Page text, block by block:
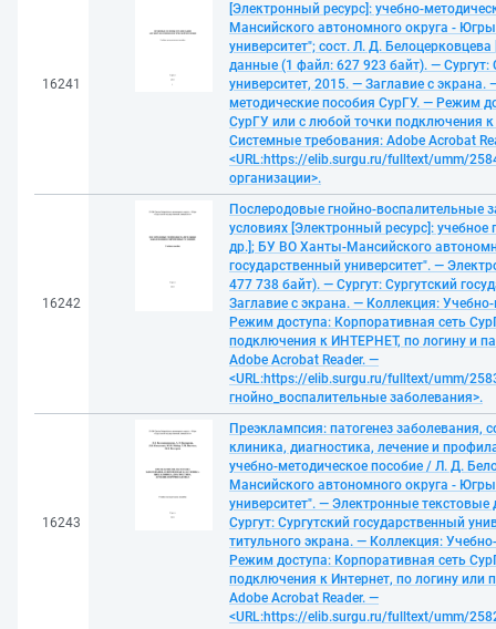
16241
[Электронный ресурс]: учебно-
Мансийского автономного округа -
университет"; сост. Л. Д.
данные (1 файл: 627 923 байт). — Сургут:
университет, 2015. — Заглавие с
методические пособия СурГУ. — Режим
СурГУ или с любой точки подключения
Системные требования: Adobe Acrobat
<URL:https://elib.surgu.ru/fulltext/umm/
организации>.
16242
Послеродовые гнойно-воспалительные
условиях [Электронный ресурс]:
др.]; БУ ВО Ханты-Мансийского
государственный университет". —
477 738 байт). — Сургут: Сургутский
Заглавие с экрана. — Коллекция:
Режим доступа: Корпоративная сеть
подключения к ИНТЕРНЕТ, по логину и
Adobe Acrobat Reader. —
<URL:https://elib.surgu.ru/fulltext/umm/
гнойно_воспалительные заболевания>.
16243
Преэклампсия: патогенез заболевания,
клиника, диагностика, лечение и
учебно-методическое пособие / Л. Д.
Мансийского автономного округа -
университет". — Электронные
Сургут: Сургутский государственный
титульного экрана. — Коллекция:
Режим доступа: Корпоративная сеть
подключения к Интернет, по логину
Adobe Acrobat Reader. —
<URL:https://elib.surgu.ru/fulltext/umm/